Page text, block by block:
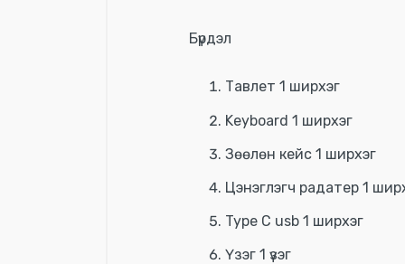
Бүрдэл
Тавлет 1 ширхэг
Keyboard 1 ширхэг
Зөөлөн кейс 1 ширхэг
Цэнэглэгч радатер 1
Type C usb 1 ширхэг
Үзэг 1 үзэг